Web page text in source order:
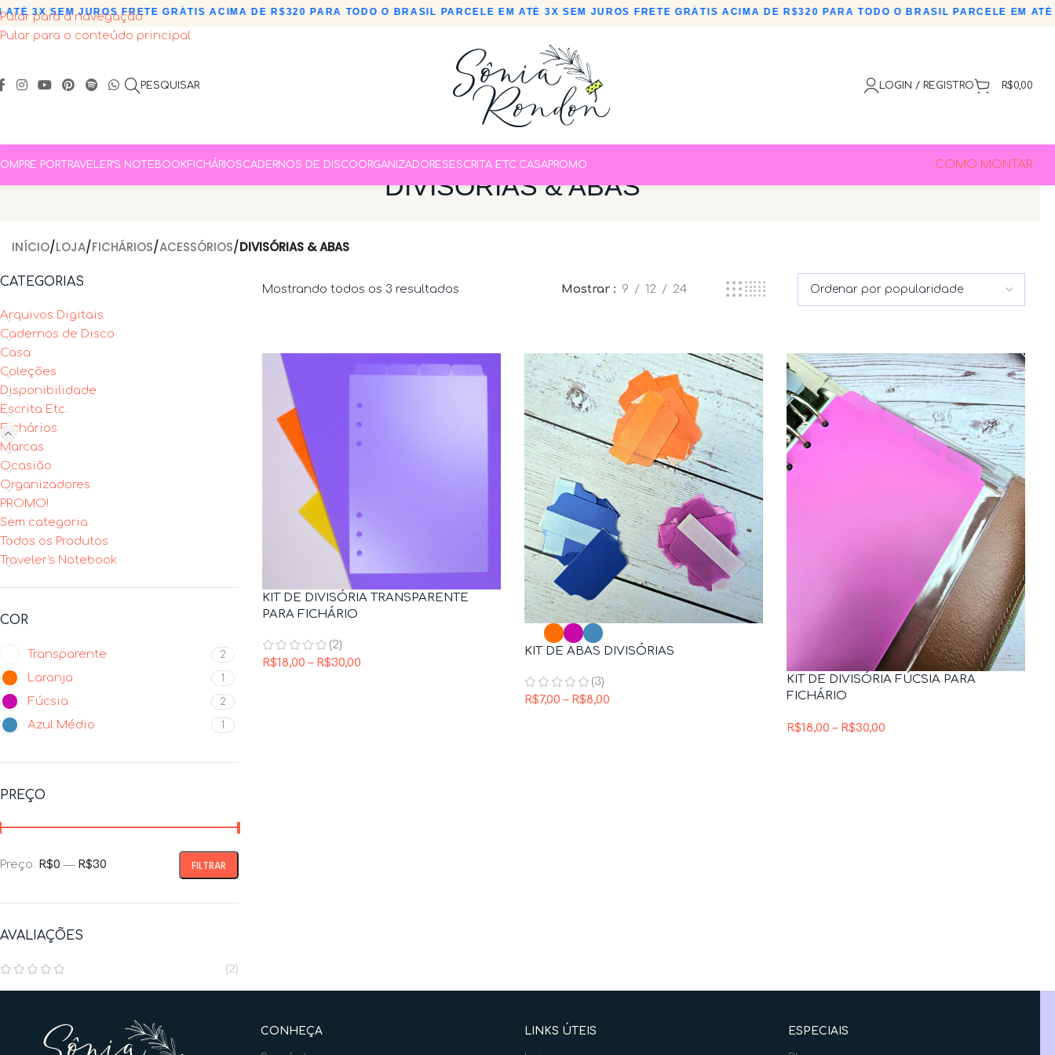
Pular para a navegação
Pular para o conteúdo principal
3X SEM JUROS•FRETE GRÁTIS ACIMA DE R$320 PARA TODO O BRASIL•PARCELE EM ATÉ 3X SEM JUROS•FRETE GRÁTIS ACIMA DE R$320 PARA TODO O BRASIL•PARCELE EM ATÉ
PESQUISAR LOGIN / REGISTRO R$0,00
POR TRAVELER’S NOTEBOOKFICHÁRIOSCADERNOS DE DISCOORGANIZADORES ESCRITA ETC.CASAPROMO COMO MONTAR
DIVISÓRIAS & ABAS
INÍCIO/LOJA/FICHÁRIOS/ACESSÓRIOS/DIVISÓRIAS & ABAS
CATEGORIAS
Arquivos Digitais
Cadernos de Disco
Casa
Coleções
Disponibilidade
Escrita Etc.
Fichários
Marcas
Ocasião
Organizadores
PROMO!
Sem categoria
Todos os Produtos
Traveler's Notebook
COR
Transparente 2
Laranja 1
Fúcsia 2
Azul Médio 1
PREÇO
FILTRAR
Preço: R$0 — R$30
AVALIAÇÕES
(2)
Mostrando todos os 3 resultados Mostrar 9 12 24
KIT DE DIVISÓRIA TRANSPARENTE
PARA FICHÁRIO
(2)
R$18,00 – R$30,00
KIT DE ABAS DIVISÓRIAS
(3)
R$7,00 – R$8,00
KIT DE DIVISÓRIA FÚCSIA PARA
FICHÁRIO
R$18,00 – R$30,00
CONHEÇA LINKS ÚTEIS ESPECIAIS